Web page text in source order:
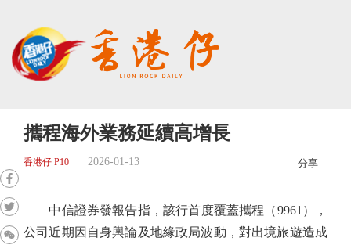
攜程海外業務延續高增長
香港仔 P10 2026-01-13 分享
中信證券發報告指，該行首度覆蓋攜程（9961），
公司近期因自身輿論及地緣政局波動，對出境旅遊造成